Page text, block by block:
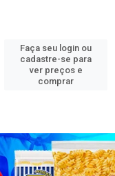
Faça seu login ou
cadastre-se para
ver preços e
comprar